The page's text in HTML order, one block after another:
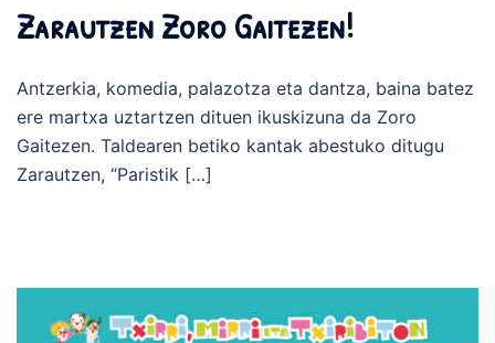
Zarautzen Zoro Gaitezen!
Antzerkia, komedia, palazotza eta dantza, baina batez
ere martxa uztartzen dituen ikuskizuna da Zoro
Gaitezen. Taldearen betiko kantak abestuko ditugu
Zarautzen, “Paristik […]